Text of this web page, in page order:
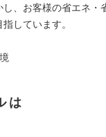
、お客様の省エネ
しています。
は